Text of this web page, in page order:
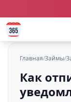
Главная/Займы/
Как